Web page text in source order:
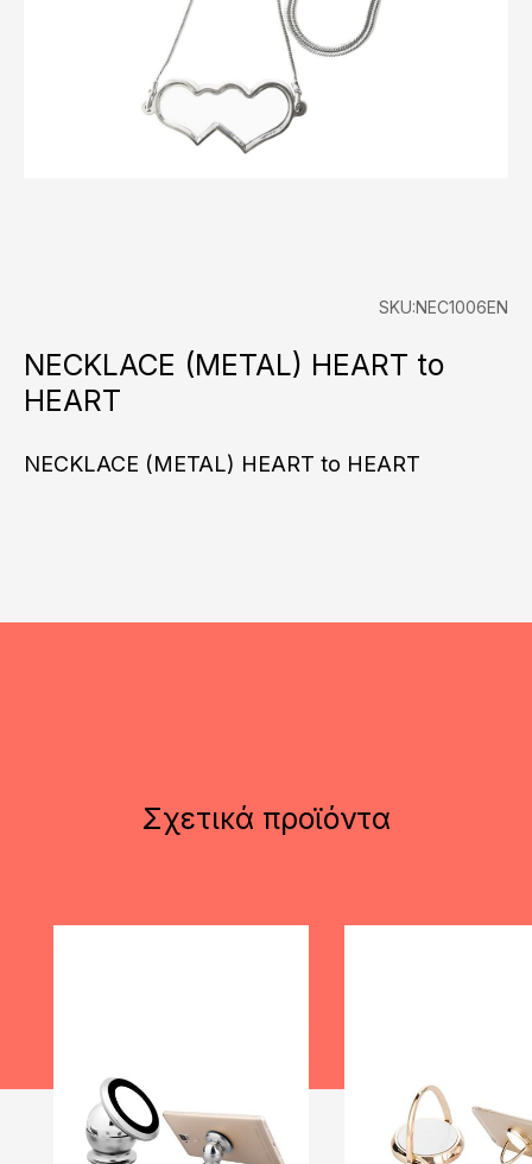
SKU:NEC1006EN
NECKLACE (METAL) HEART to
HEART
NECKLACE (METAL) HEART to HEART
Σχετικά προϊόντα